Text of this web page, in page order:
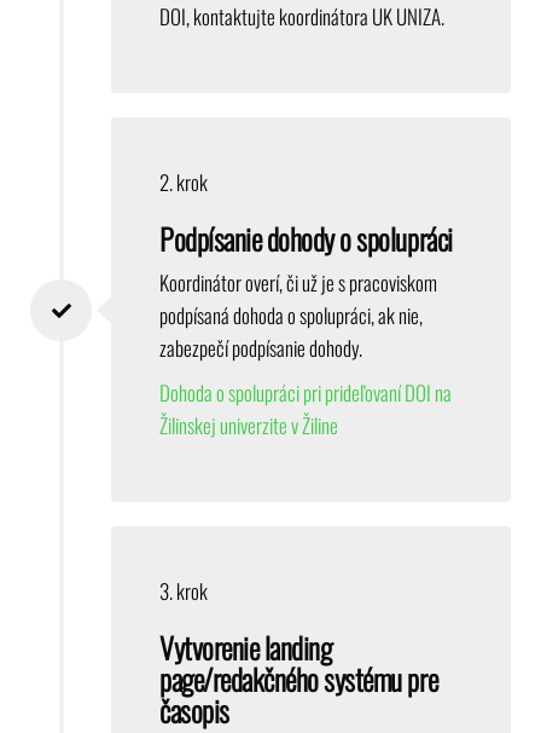
DOI,kontaktujte koordinátora UK UNIZA.
2. krok
Podpísanie dohody o spolupráci
Koordinátor overí, či už je s pracoviskom
podpísaná dohoda o spolupráci, ak nie,
zabezpečí podpísanie dohody.
Dohoda o spolupráci pri prideľovaní DOI na
Žilinskej univerzite v Žiline
3. krok
Vytvorenie landing
page/redakčného systému pre
časopis